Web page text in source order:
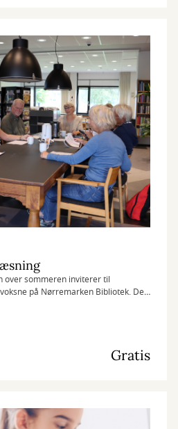
over sommeren inviterer til
på Nørremarken Bibliotek. Det
at være med. Kun at du har lyst til at
Gratis